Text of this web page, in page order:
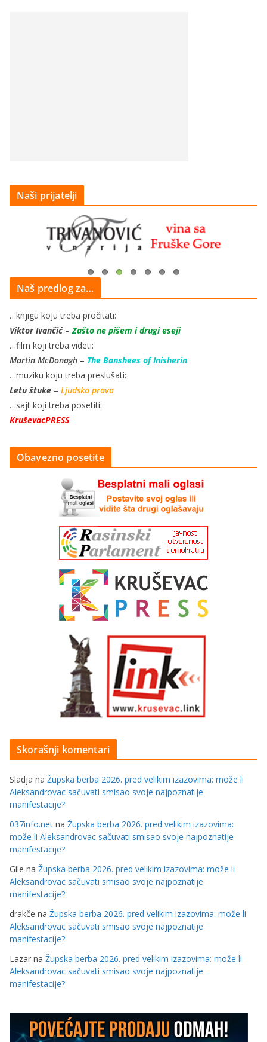
Naši prijatelji
Naš predlog za…
…knjigu koju treba pročitati:
Viktor Ivančić–Zašto ne pišem i drugi eseji
…film koji treba videti:
Martin McDonagh – The Banshees of Inisherin
…muziku koju treba preslušati:
Letu štuke – Ljudska prava
…sajt koji treba posetiti:
KruševacPRESS
Obavezno posetite
Skorašnji komentari
Sladja na Župska berba 2026. pred velikim izazovima: može li
Aleksandrovac sačuvati smisao svoje najpoznatije
manifestacije?
037info.net na Župska berba 2026. pred velikim izazovima:
može li Aleksandrovac sačuvati smisao svoje najpoznatije
manifestacije?
Gile na Župska berba 2026. pred velikim izazovima: može li
Aleksandrovac sačuvati smisao svoje najpoznatije
manifestacije?
drakče na Župska berba 2026. pred velikim izazovima: može li
Aleksandrovac sačuvati smisao svoje najpoznatije
manifestacije?
Lazar na Župska berba 2026. pred velikim izazovima: može li
Aleksandrovac sačuvati smisao svoje najpoznatije
manifestacije?